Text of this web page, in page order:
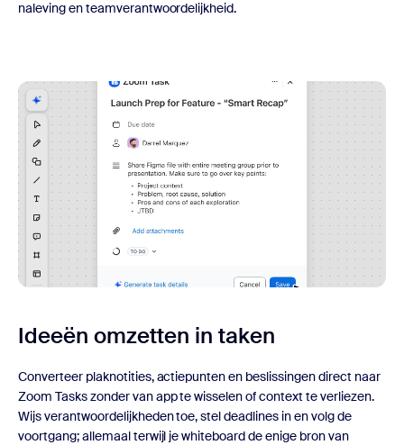
naleving en teamverantwoordelijkheid.
Ideeën omzetten in taken
Converteer plaknotities, actiepunten en beslissingen direct naar
Zoom Tasks zonder van app te wisselen of context te verliezen.
Wijs verantwoordelijkheden toe, stel deadlines in en volg de
voortgang; allemaal terwijl je whiteboard de enige bron van